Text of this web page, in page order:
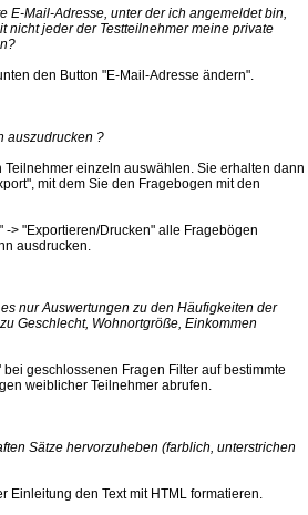
Mail-Adresse, unter der ich angemeldet bin,
nicht jeder der Testteilnehmer meine private
den Button "E-Mail-Adresse ändern".
auszudrucken ?
einzeln auswählen. Sie erhalten dann
mit dem Sie den Fragebogen mit den
> "Exportieren/Drucken" alle Fragebögen
ausdrucken.
nur Auswertungen zu den Häufigkeiten der
Geschlecht, Wohnortgröße, Einkommen
geschlossenen Fragen Filter auf bestimmte
weiblicher Teilnehmer abrufen.
Sätze hervorzuheben (farblich, unterstrichen
den Text mit HTML formatieren.